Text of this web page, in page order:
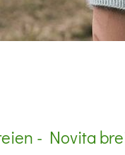
- Novita